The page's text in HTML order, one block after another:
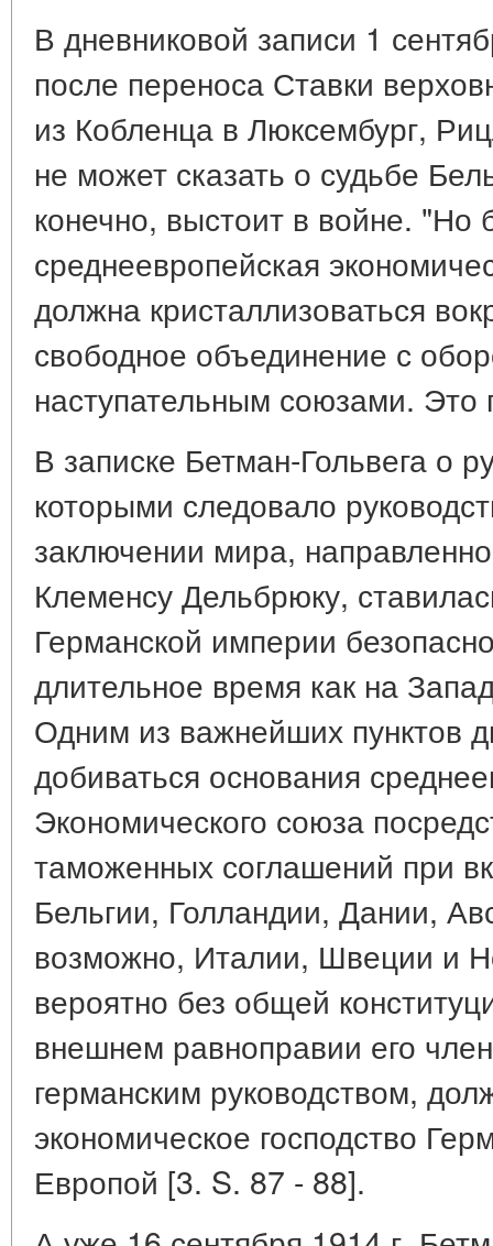
В дневниковой записи 1
после переноса Ставки
из Кобленца в Люксембург,
не может сказать о судьбе
конечно, выстоит в войне. "Но
среднеевропейская
должна кристаллизоваться
свободное объединение с
наступательным союзами. Это
В записке Бетман-Гольвега о
которыми следовало
заключении мира,
Клеменсу Дельбрюку,
Германской империи
длительное время как на
Одним из важнейших пунктов
добиваться основания
Экономического союза
таможенных соглашений при
Бельгии, Голландии, Дании,
возможно, Италии, Швеции и
вероятно без общей
внешнем равноправии его
германским руководством,
экономическое господство
Европой [3. S. 87 - 88].